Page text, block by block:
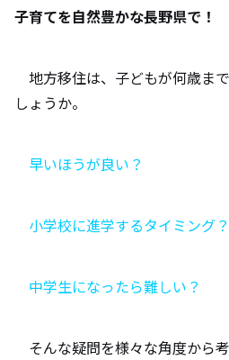
子育てを自然豊かな長野県で！
地方移住は、子どもが何歳ま
しょうか。
早いほうが良い？
小学校に進学するタイミング？
中学生になったら難しい？
そんな疑問を様々な角度から考